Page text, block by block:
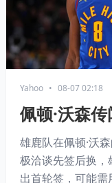
Yahoo • 08-07 02:18
佩顿·沃森
雄鹿队在佩顿·沃
极洽谈先签后换
出首轮签，可能需